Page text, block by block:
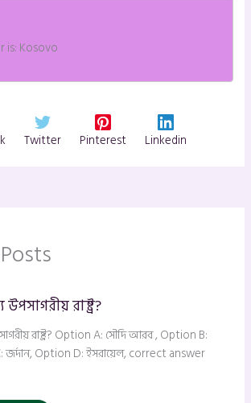
is: Kosovo
Twitter Pinterest Linkedin
রাষ্ট্র?
রাষ্ট্র? Option A: সৌদি আরব , Option B:
জর্দান, Option D: ইসরায়েল, correct answer